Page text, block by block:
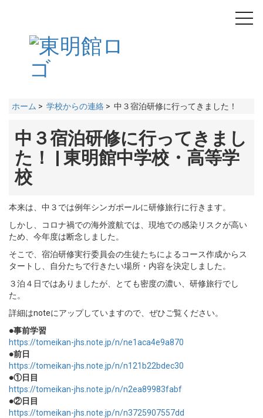
ホーム > 学校からの連絡 > 中３宿泊研修に行ってきました！
中３宿泊研修に行ってきまし
た！ | 東明館中学校・高等学
校
本来は、中３では例年シンガポールに研修旅行に行きます。
しかし、コロナ禍での海外渡航では、現地での感染リスクが高い
ため、今年度は断念しました。
そこで、宿泊研修実行委員会の生徒たちによるコース作成からス
タートし、自分たちで行きたい場所・内容を決定しました。
３泊４日ではありましたが、とても密度の濃い、研修旅行でし
た。
詳細はnoteにアップしていますので、ぜひご覧ください。
●事前学習
https://tomeikan-jhs.note.jp/n/ne1aca4e9a870
●前日
https://tomeikan-jhs.note.jp/n/n121b22bdec30
●①日目
https://tomeikan-jhs.note.jp/n/n2ea89983fabf
●②日目
https://tomeikan-jhs.note.jp/n/n3725907557dd